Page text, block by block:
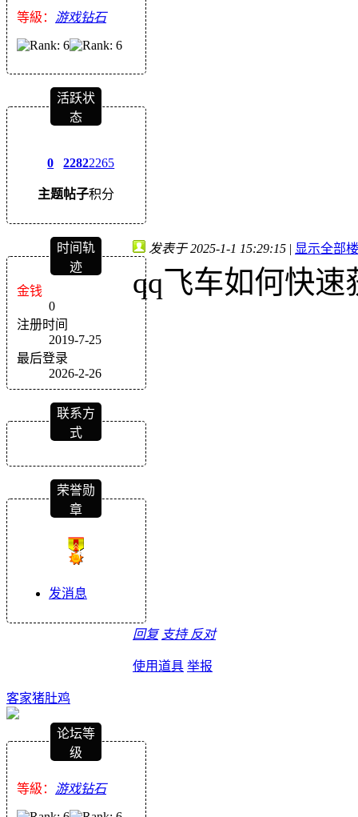
等級： 游戏钻石
活跃状
态
0
主题
2282
帖子
2265
积分
时间轨
迹
金钱
0
注册时间
2019-7-25
最后登录
2026-2-26
联系方
式
荣誉勋
章
发消息
发表于 2025-1-1 15:29:15 | 显示全部
qq飞车如何快速
回复 支持 反对
使用道具 举报
客家猪肚鸡
论坛等
级
等級： 游戏钻石